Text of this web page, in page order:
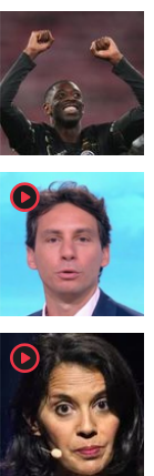
player2
player2